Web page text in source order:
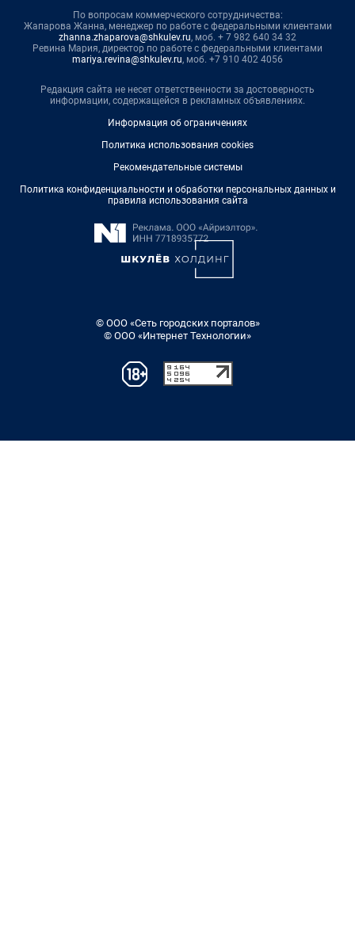
По вопросам коммерческого сотрудничества:
Жапарова Жанна, менеджер по работе с федеральными клиентами
zhanna.zhaparova@shkulev.ru, моб. + 7 982 640 34 32
Ревина Мария, директор по работе с федеральными клиентами
mariya.revina@shkulev.ru, моб. +7 910 402 4056
Редакция сайта не несет ответственности за достоверность
информации, содержащейся в рекламных объявлениях.
Информация об ограничениях
Политика использования cookies
Рекомендательные системы
Политика конфиденциальности и обработки персональных данных и
правила использования сайта
© ООО «Сеть городских порталов»
© ООО «Интернет Технологии»